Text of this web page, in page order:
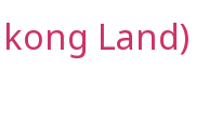
Land)